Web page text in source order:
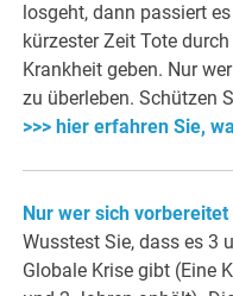
losgeht, dann passiert
kürzester Zeit Tote
Krankheit geben. Nur
zu überleben. Schützen
>>> hier erfahren Sie,
Nur wer sich
Wusstest Sie, dass es 3
Globale Krise gibt (Eine